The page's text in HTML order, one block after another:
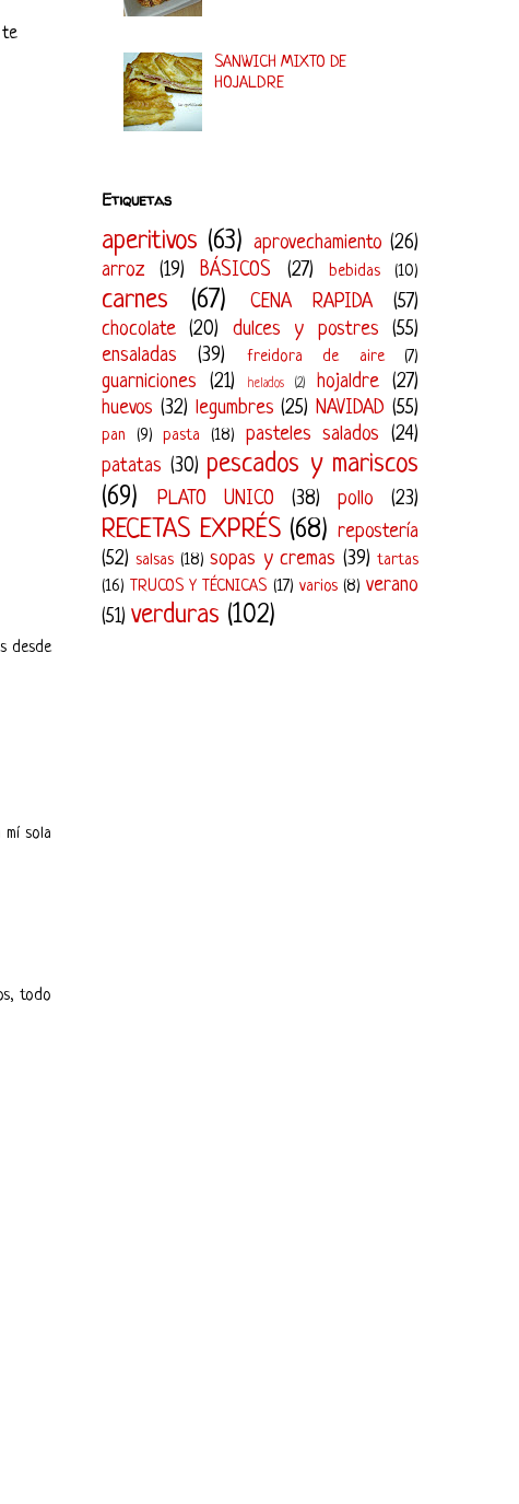
te
desde
sola
todo
SANWICH MIXTO DE
HOJALDRE
Etiquetas
aperitivos (63) aprovechamiento (26)
arroz
(19) BÁSICOS (27) bebidas (10)
carnes (67) CENA RAPIDA
(57)
chocolate
(20) dulces y postres
(55)
ensaladas
(39) freidora de aire (7)
guarniciones (21) helados (2) hojaldre
(27)
huevos (32) legumbres (25) NAVIDAD (55)
pan (9) pasta (18) pasteles salados
(24)
patatas (30) pescados y mariscos
(69)
PLATO UNICO (38) pollo (23)
RECETAS EXPRÉS (68) repostería
(52) salsas (18) sopas y cremas (39) tartas
(16) TRUCOS Y TÉCNICAS (17) varios (8) verano
(51) verduras (102)